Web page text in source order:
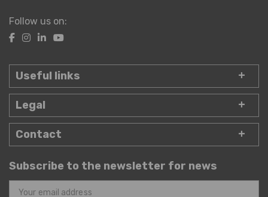
Follow us on:
Useful links
Legal
Contact
Subscribe to the newsletter for news